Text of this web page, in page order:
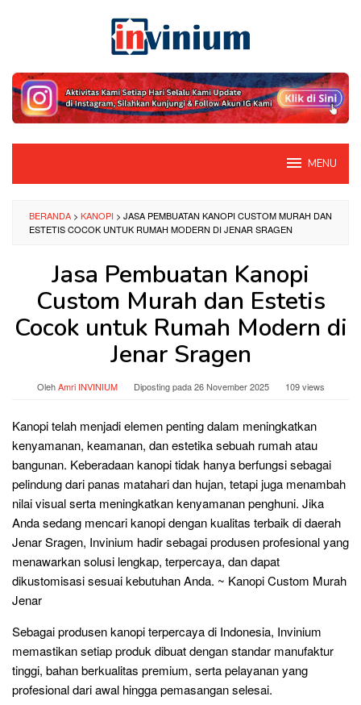
MENU
BERANDA > KANOPI > JASA PEMBUATAN KANOPI CUSTOM MURAH DAN
ESTETIS COCOK UNTUK RUMAH MODERN DI JENAR SRAGEN
Jasa Pembuatan Kanopi
Custom Murah dan Estetis
Cocok untuk Rumah Modern di
Jenar Sragen
OlehAmri INVINIUM Diposting pada26 November 2025 109 views
Kanopi telah menjadi elemen penting dalam meningkatkan
kenyamanan, keamanan, dan estetika sebuah rumah atau
bangunan. Keberadaan kanopi tidak hanya berfungsi sebagai
pelindung dari panas matahari dan hujan, tetapi juga menambah
nilai visual serta meningkatkan kenyamanan penghuni. Jika
Anda sedang mencari kanopi dengan kualitas terbaik di daerah
Jenar Sragen, Invinium hadir sebagai produsen profesional yang
menawarkan solusi lengkap, terpercaya, dan dapat
dikustomisasi sesuai kebutuhan Anda. ~ Kanopi Custom Murah
Jenar
Sebagai produsen kanopi terpercaya di Indonesia, Invinium
memastikan setiap produk dibuat dengan standar manufaktur
tinggi, bahan berkualitas premium, serta pelayanan yang
profesional dari awal hingga pemasangan selesai.